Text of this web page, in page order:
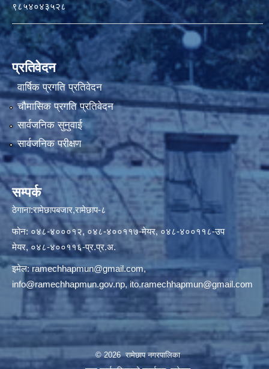
९८५४०४३५२८
प्रतिवेदन
वार्षिक प्रगति प्रतिवेदन
चौमासिक प्रगति प्रतिवेदन
सार्वजनिक सुनुवाई
सार्वजनिक परीक्षण
सम्पर्क
ठेगाना:रामेछापबजार,रामेछाप-८
फोन: ०४८-४०००१२, ०४८-४००११७-मेयर, ०४८-४००११८-उप
मेयर, ०४८-४००११६-प्र.प्र.अ.
इमेल:ramechhapmun@gmail.com,
info@ramechhapmun.gov.np,ito.ramechhapmun@gmail.com
© 2026 रामेछाप नगरपालिका